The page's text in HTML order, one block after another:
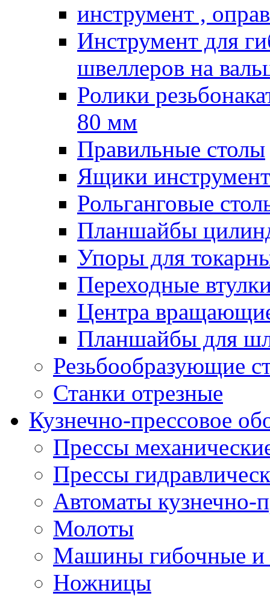
инструмент ,
Инструмент для
швеллеров на
Ролики
80 мм
Правильные столы
Ящики
Рольганговые
Планшайбы
Упоры для
Переходные
Центра
Планшайбы для
Резьбообразующие
Станки отрезные
Кузнечно-прессовое
Прессы
Прессы
Автоматы кузнечно-
Молоты
Машины гибочные и
Ножницы